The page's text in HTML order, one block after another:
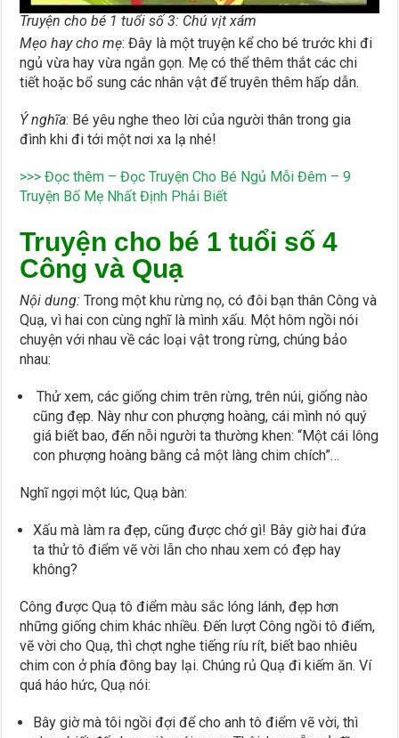
Truyện cho bé 1 tuổi số 3: Chú vịt xám
Mẹo hay cho mẹ: Đây là một truyện kể cho bé trước khi đi
ngủ vừa hay vừa ngắn gọn. Mẹ có thể thêm thắt các chi
tiết hoặc bổ sung các nhân vật để truyên thêm hấp dẫn.
Ý nghĩa: Bé yêu nghe theo lời của người thân trong gia
đình khi đi tới một nơi xa lạ nhé!
>>> Đọc thêm –Đọc Truyện Cho Bé Ngủ Mỗi Đêm – 9
Truyện Bố Mẹ Nhất Định Phải Biết
Truyện cho bé 1 tuổi số 4
Công và Quạ
Nội dung:Trong một khu rừng nọ, có đôi bạn thân Công và
Quạ, vì hai con cùng nghĩ là mình xấu. Một hôm ngồi nói
chuyện với nhau về các loại vật trong rừng, chúng bảo
nhau:
Thử xem, các giống chim trên rừng, trên núi, giống nào
cũng đẹp. Này như con phượng hoàng, cái mình nó quý
giá biết bao, đến nỗi người ta thường khen: “Một cái lông
con phượng hoàng bằng cả một làng chim chích”…
Nghĩ ngợi một lúc, Quạ bàn:
Xấu mà làm ra đẹp, cũng được chớ gì! Bây giờ hai đứa
ta thử tô điểm vẽ vời lẫn cho nhau xem có đẹp hay
không?
Công được Quạ tô điểm màu sắc lóng lánh, đẹp hơn
những giống chim khác nhiều. Đến lượt Công ngồi tô điểm,
vẽ vời cho Quạ, thì chợt nghe tiếng ríu rít, biết bao nhiêu
chim con ở phía đông bay lại. Chúng rủ Quạ đi kiếm ăn. Ví
quá háo hức, Quạ nói:
Bây giờ mà tôi ngồi đợi để cho anh tô điểm vẽ vời, thì